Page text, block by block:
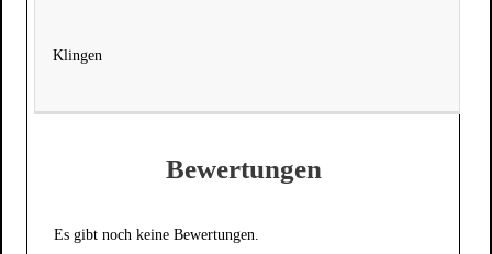
Klingen
Bewertungen
Es gibt noch keine Bewertungen.